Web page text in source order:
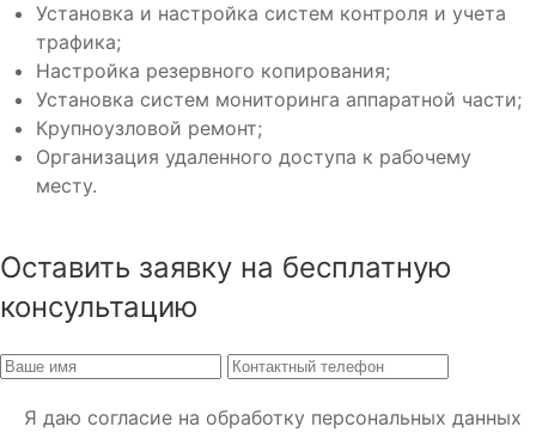
Установка и настройка систем контроля и учета
трафика;
Настройка резервного копирования;
Установка систем мониторинга аппаратной части;
Крупноузловой ремонт;
Организация удаленного доступа к рабочему
месту.
Оставить заявку на бесплатную
консультацию
Я даю согласие на обработку персональных данных